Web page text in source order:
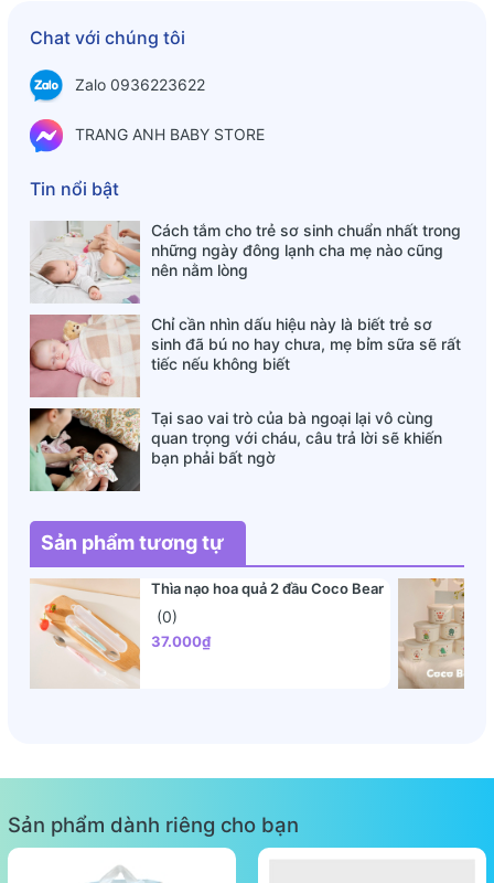
Ghế hơi tập ngồi Playing là sản phẩm lí tưởng để bé tập
xương sống còn non yếu của trẻ. Sản phẩm là sự lựa chọn
hàng đầu của các bà mẹ nhờ khả năng giúp bé phát triển
thể chất lành mạnh.
*Lưu ý khi sử dụng ghế hơi tập ngồi Playing cho bé:
- Sử dụng dưới sự giám sát của người lớn.
- Không được sử dụng ghế như phao bơi trong hồ hoặc bể
tắm, trừ khi có người lớn giữ ghế thăng bằng.
- Không ép trẻ ngồi khi trẻ không thích.
- Để ghế trên mặt phẳng ổn định rồi mới sử dụng.
- Không để gần lửa.
- SP phù hợp với bé 6 tháng tuổi trở lên.
Chat với chúng tôi
Zalo 0936223622
TRANG ANH BABY STORE
Tin nổi bật
Cách tắm cho trẻ sơ sinh chuẩn nhất trong
những ngày đông lạnh cha mẹ nào cũng
nên nằm lòng
Chỉ cần nhìn dấu hiệu này là biết trẻ sơ
sinh đã bú no hay chưa, mẹ bỉm sữa sẽ rất
tiếc nếu không biết
Tại sao vai trò của bà ngoại lại vô cùng
quan trọng với cháu, câu trả lời sẽ khiến
bạn phải bất ngờ
Sản phẩm tương tự
Thìa nạo hoa quả 2 đầu Coco Bear
(0)
37.000₫
Sản phẩm dành riêng cho bạn